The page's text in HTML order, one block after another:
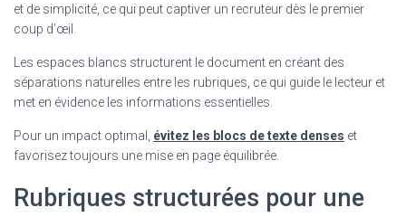
et de simplicité, ce qui peut captiver un recruteur dès le premier
coup d’œil.
Les espaces blancs structurent le document en créant des
séparations naturelles entre les rubriques, ce qui guide le lecteur et
met en évidence les informations essentielles.
Pour un impact optimal, évitez les blocs de texte denses et
favorisez toujours une mise en page équilibrée.
Rubriques structurées pour une